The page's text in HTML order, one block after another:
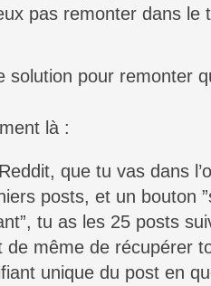
pas remonter dans le
solution pour remonter
là :
que tu vas dans
posts, et un bouton
tu as les 25 posts
de même de récupérer
unique du post en